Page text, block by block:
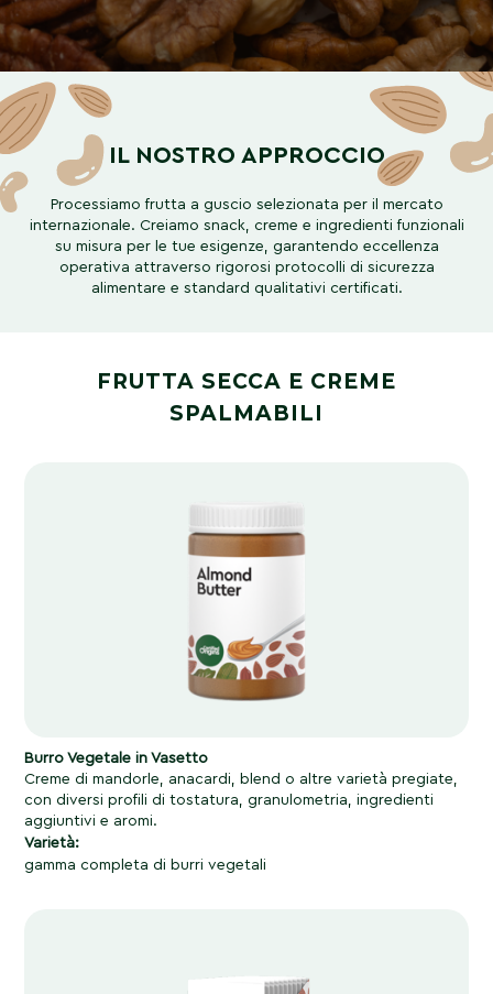
IL NOSTRO APPROCCIO
Processiamo frutta a guscio selezionata per il mercato
internazionale. Creiamo snack, creme e ingredienti funzionali
su misura per le tue esigenze, garantendo eccellenza
operativa attraverso rigorosi protocolli di sicurezza
alimentare e standard qualitativi certificati.
FRUTTA SECCA E CREME
SPALMABILI
Burro Vegetale in Vasetto
Creme di mandorle, anacardi, blend o altre varietà pregiate,
con diversi profili di tostatura, granulometria, ingredienti
aggiuntivi e aromi.
Varietà:
gamma completa di burri vegetali